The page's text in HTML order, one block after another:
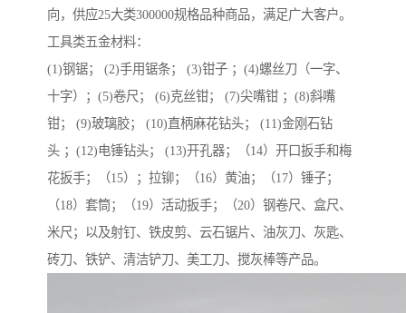
向，供应25大类300000规格品种商品，满足广大客户。
工具类五金材料：
(1)钢锯； (2)手用锯条； (3)钳子 ；(4)螺丝刀（一字、
十字）；(5)卷尺； (6)克丝钳； (7)尖嘴钳 ；(8)斜嘴
钳； (9)玻璃胶； (10)直柄麻花钻头； (11)金刚石钻
头 ；(12)电锤钻头； (13)开孔器；（14）开口扳手和梅
花扳手；（15）；拉铆；（16）黄油；（17）锤子；
（18）套筒；（19）活动扳手；（20）钢卷尺、盒尺、
米尺；以及射钉、铁皮剪、云石锯片、油灰刀、灰匙、
砖刀、铁铲、清洁铲刀、美工刀、搅灰棒等产品。